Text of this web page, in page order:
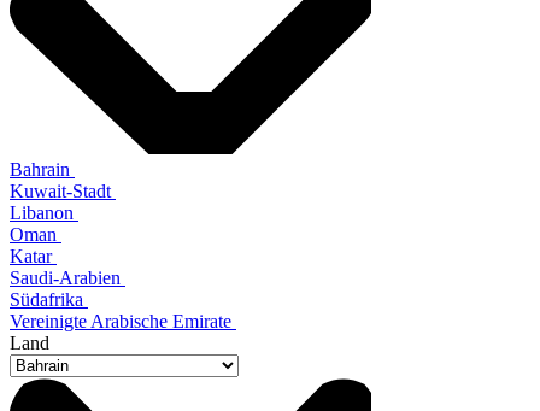
Bahrain
Kuwait-Stadt
Libanon
Oman
Katar
Saudi-Arabien
Südafrika
Vereinigte Arabische Emirate
Land